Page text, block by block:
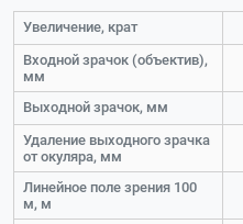
Увеличение, крат
Входной зрачок (объектив),
мм
Выходной зрачок, мм
Удаление выходного зрачка
от окуляра, мм
Линейное поле зрения 100
м, м